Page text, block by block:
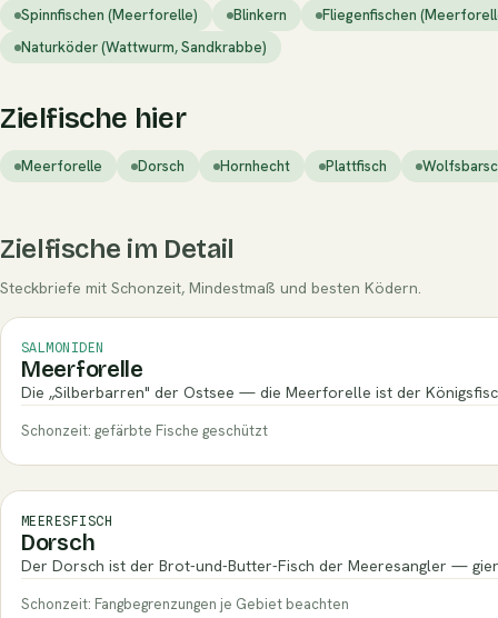
Spinnfischen (Meerforelle) Blinkern
Fliegenfischen
Naturköder (Wattwurm, Sandkrabbe)
Zielfische hier
Meerforelle Dorsch Hornhecht Plattfisch
Zielfische im Detail
Steckbriefe mit Schonzeit, Mindestmaß und besten Ködern.
SALMONIDEN
Meerforelle
Die „Silberbarren" der Ostsee — die Meerforelle ist der
Schonzeit: gefärbte Fische geschützt
MEERESFISCH
Dorsch
Der Dorsch ist der Brot-und-Butter-Fisch der Meeresangler —
Schonzeit: Fangbegrenzungen je Gebiet beachten